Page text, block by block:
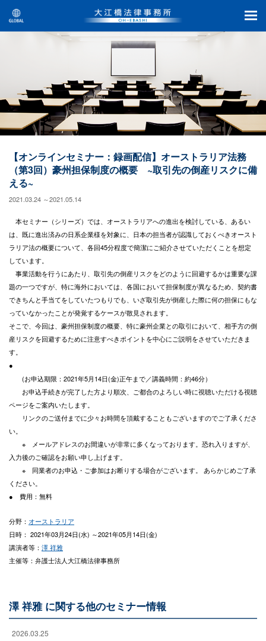
【オンラインセミナー：録画配信】オーストラリア法務
（第3回）豪州担保制度の概要 ~取引先の倒産リスクに備
える~
2021.03.24 ～2021.05.14
本セミナー（シリーズ）では、オーストラリアへの進出を検討している、あるい
は、既に進出済みの日系企業様を対象に、日本の担当者が認識しておくべきオースト
ラリア法の概要について、各回45分程度で簡潔にご紹介させていただくことを想定
しています。
事業活動を行うにあたり、取引先の倒産リスクをどのように回避するかは重要な課
題の一つですが、特に海外においては、各国において担保制度が異なるため、契約書
できちんと手当てをしていたつもりでも、いざ取引先が倒産した際に何の担保にもな
っていなかったことが発覚するケースが散見されます。
そこで、今回は、豪州担保制度の概要、特に豪州企業との取引において、相手方の倒
産リスクを回避するために注意すべきポイントを中心にご説明をさせていただきま
す。
●
(お申込期限：2021年5月14日(金)正午まで／講義時間：約46分）
お申込手続きが完了した方より順次、ご都合のよろしい時に視聴いただける視聴
ページをご案内いたします。
リンクのご送付までに少々お時間を頂戴することもございますのでご了承くださ
い。
※ メールアドレスのお間違いが非常に多くなっております。恐れ入りますが、
入力後のご確認をお願い申し上げます。
※ 同業者のお申込・ご参加はお断りする場合がございます。 あらかじめご了承
ください。
● 費用：無料
分野： オーストラリア
日時： 2021年03月24日(水) ～2021年05月14日(金)
講演者等： 澤 祥雅
主催等：弁護士法人大江橋法律事務所
澤 祥雅 に関する他のセミナー情報
2026.03.25